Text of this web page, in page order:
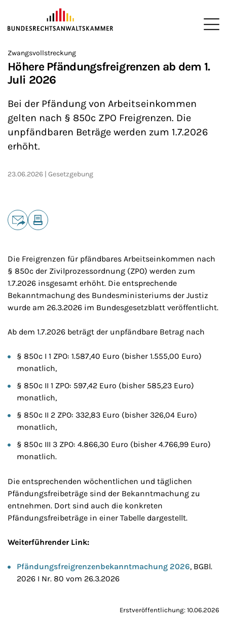
ZUM HAUPTINHALT SPRINGEN
Sie befinden sich hier:
>
Startseite
>
Newsroom
Zwangsvollstreckung
Höhere Pfändungsfreigrenzen ab dem 1.
Juli 2026
Bei der Pfändung von Arbeitseinkommen
gelten nach § 850c ZPO Freigrenzen. Die
unpfändbaren Beträge werden zum 1.7.2026
erhöht.
23.06.2026 Gesetzgebung
Teilen
Die Freigrenzen für pfändbares Arbeitseinkommen nach
§ 850c der Zivilprozessordnung (ZPO) werden zum
1.7.2026 insgesamt erhöht. Die entsprechende
Bekanntmachung des Bundesministeriums der Justiz
wurde am 26.3.2026 im Bundesgesetzblatt veröffentlicht.
Ab dem 1.7.2026 beträgt der unpfändbare Betrag nach
§ 850c I 1 ZPO: 1.587,40 Euro (bisher 1.555,00 Euro)
monatlich,
§ 850c II 1 ZPO: 597,42 Euro (bisher 585,23 Euro)
monatlich,
§ 850c II 2 ZPO: 332,83 Euro (bisher 326,04 Euro)
monatlich,
§ 850c III 3 ZPO: 4.866,30 Euro (bisher 4.766,99 Euro)
monatlich.
Die entsprechenden wöchentlichen und täglichen
Pfändungsfreibeträge sind der Bekanntmachung zu
entnehmen. Dort sind auch die konkreten
Pfändungsfreibeträge in einer Tabelle dargestellt.
Weiterführender Link:
Pfändungsfreigrenzenbekanntmachung 2026, BGBl.
2026 I Nr. 80 vom 26.3.2026
Erstveröffentlichung: 10.06.2026